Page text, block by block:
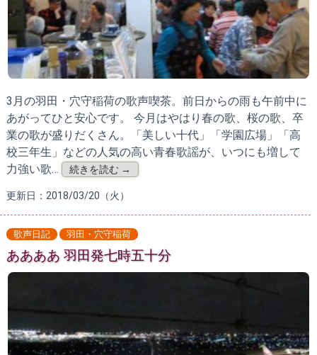
3月の羽田・穴守稲荷の歌声喫茶。前日からの雨も午前中に
あがってひと安心です。 今月はやはり春の歌、桜の歌、卒
業の歌が盛りだくさん。「美しい十代」「学園広場」「高
校三年生」などの人気の高い青春歌謡が、いつにも増して
力強い歌…
続きを読む →
更新日：2018/03/20（火）
歌声日記 羽田・穴守稲荷
ああああ 羽田発七時五十分